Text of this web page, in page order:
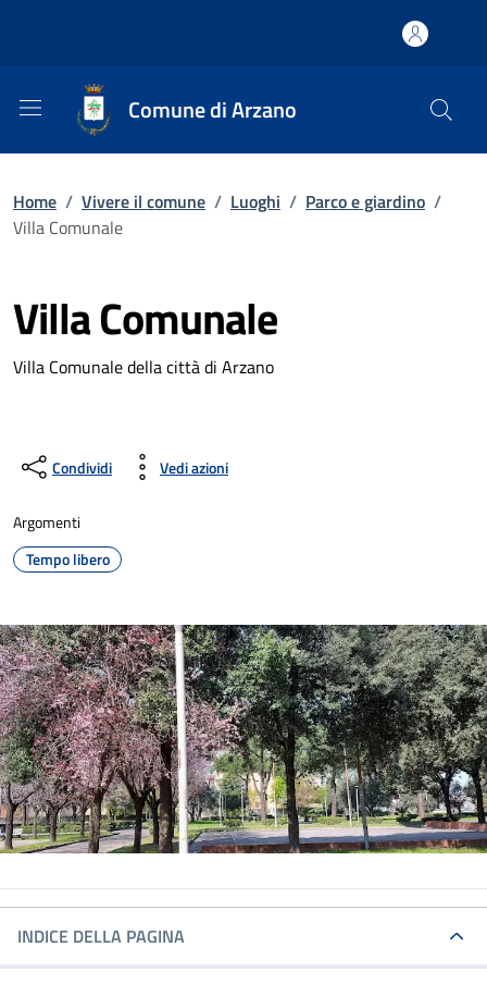
Comune di Arzano
Home / Vivere il comune / Luoghi / Parco e giardino /
Villa Comunale
Villa Comunale
Villa Comunale della città di Arzano
Condividi Vedi azioni
Argomenti
Tempo libero
INDICE DELLA PAGINA